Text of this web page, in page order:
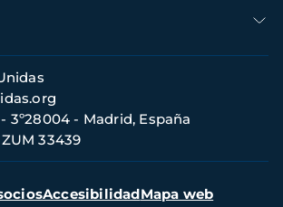
3º28004 - Madrid, España
33439
AccesibilidadMapa web